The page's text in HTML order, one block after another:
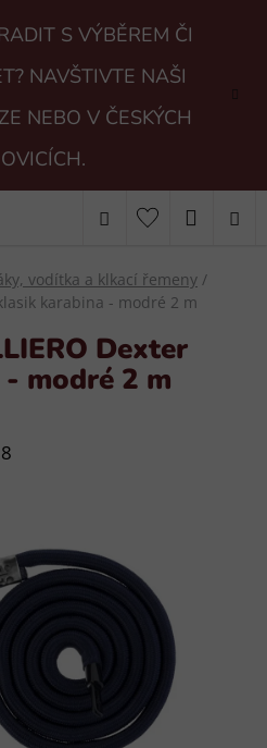
S VÝBĚREM ČI
NAVŠTIVTE NAŠI
NEBO V ČESKÝCH
Hledat
KOŠÍK
vodítka a klkací řemeny /
karabina - modré 2 m
Dexter
modré 2 m